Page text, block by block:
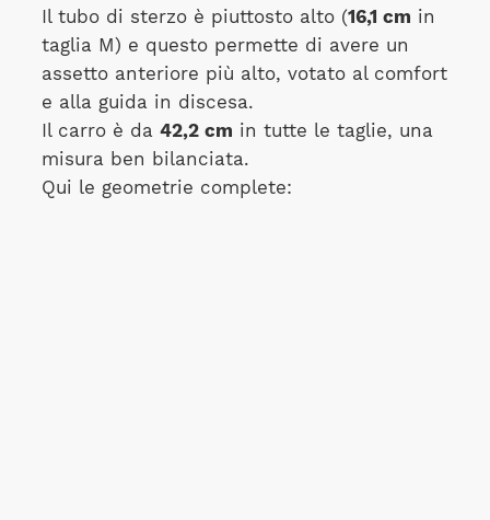
Il tubo di sterzo è piuttosto alto (16,1 cm in
taglia M) e questo permette di avere un
assetto anteriore più alto, votato al comfort
e alla guida in discesa.
Il carro è da 42,2 cm in tutte le taglie, una
misura ben bilanciata.
Qui le geometrie complete: